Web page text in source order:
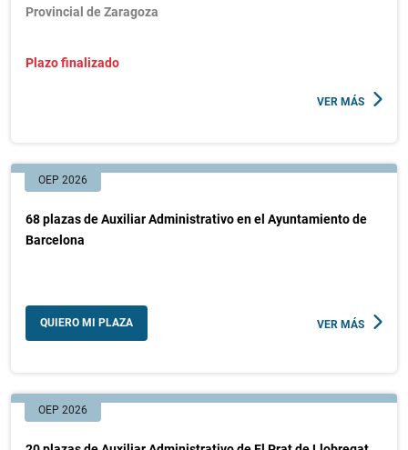
Provincial de Zaragoza
Plazo finalizado
VER MÁS
OEP 2026
68 plazas de Auxiliar Administrativo en el Ayuntamiento de
Barcelona
QUIERO MI PLAZA VER MÁS
OEP 2026